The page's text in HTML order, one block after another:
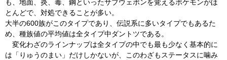
も、地面、炎、毒、鋼といったサブウェポンを覚えるポケモンがほ
とんどで、対処できることが多い。
大半の600族がこのタイプであり、伝説系に多いタイプでもあるた
め、種族値の平均値は全タイプ中ダントツである。
変化わざのラインナップは全タイプの中でも最も少なく基本的に
は「りゅうのまい」だけしかないが、このわざもステータスに噛み